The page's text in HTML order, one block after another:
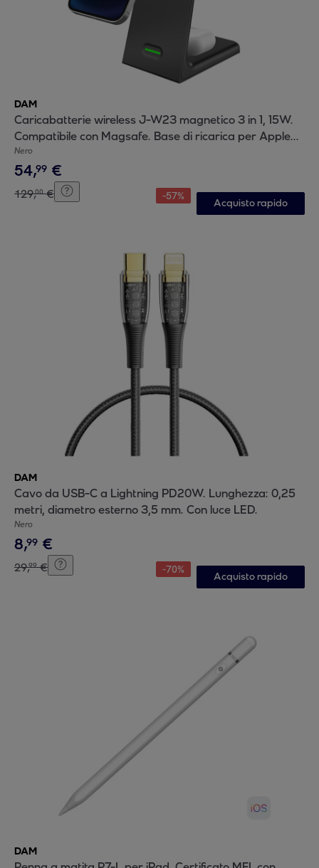
DAM
Caricabatterie wireless J-W23 magnetico 3 in 1, 15W.
Compatibile con Magsafe. Base di ricarica per Apple
Watch e cuffie Qi.
Nero
54,99 €
129,00 € -57%
Acquisto rapido
DAM
Cavo da USB-C a Lightning PD20W. Lunghezza: 0,25
metri, diametro esterno 3,5 mm. Con luce LED.
Nero
8,99 €
29,99 € -70%
Acquisto rapido
DAM